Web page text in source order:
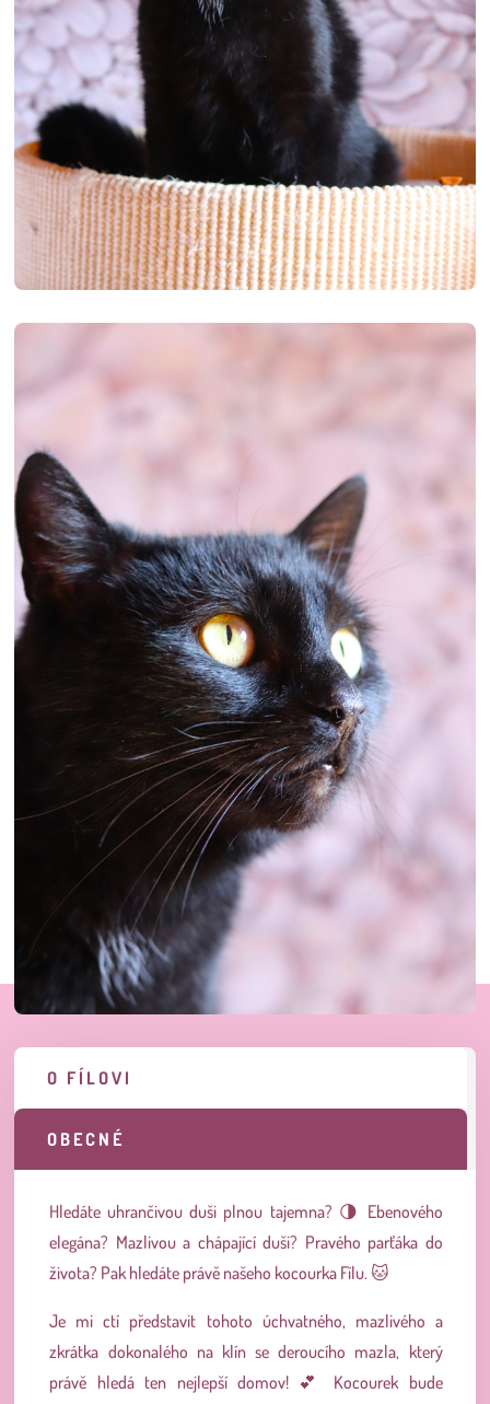
O FÍLOVI
OBECNÉ
Hledáte uhrančivou duši plnou tajemna? 🌗 Ebenového
elegána? Mazlivou a chápající duši? Pravého parťáka do
života? Pak hledáte právě našeho kocourka Fílu. 🐱
Je mi ctí představit tohoto úchvatného, mazlivého a
zkrátka dokonalého na klín se deroucího mazla, který
právě hledá ten nejlepší domov! 💕 Kocourek bude